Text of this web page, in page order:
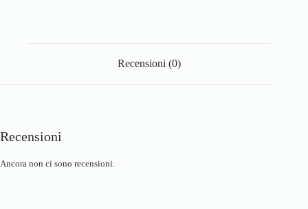
Recensioni (0)
Recensioni
Ancora non ci sono recensioni.